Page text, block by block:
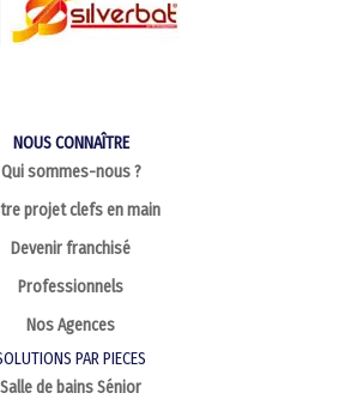
NOUS CONNAÎTRE
Qui sommes-nous ?
projet clefs en main
Devenir franchisé
Professionnels
Nos Agences
PAR PIECES
Salle de bains Sénior